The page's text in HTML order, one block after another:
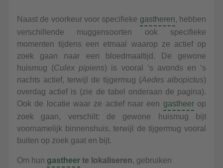
Naast de voorkeur voor specifieke gastheren, hebben
verschillende muggensoorten ook specifieke
momenten tijdens een etmaal waarop ze actief op
zoek gaan naar een bloedmaaltijd. De gewone
huismug (Culex pipiens) is vooral ‘s avonds en ‘s
nachts actief, terwijl de tijgermug (Aedes albopictus)
overdag actief is (zie de tabel onderaan de pagina).
Ook de locatie waar ze actief naar een gastheerop
zoek gaan, verschilt: de gewone huismug bijt
voornamelijk binnenshuis, terwijl de tijgermug vooral
buiten op zoek gaat en bijt.
Om hun gastheer te lokaliseren, gebruiken